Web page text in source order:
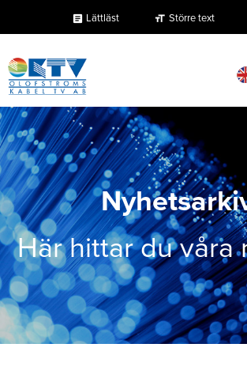
article Lättläst format_size Större text
Här hittar du våra